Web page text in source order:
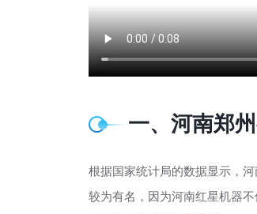
一、河南郑
根据国家统计局的数据显示，
较为有名，因为河南红星机器